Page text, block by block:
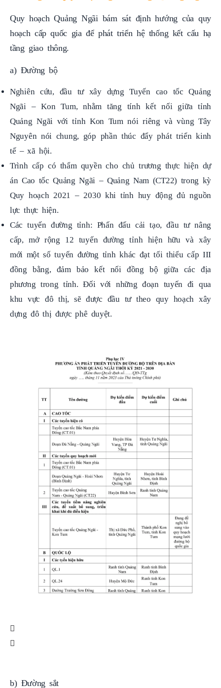
hoạch cấp quốc gia để phát triển hệ thống kết cấu hạ
tầng giao thông.
a) Đường bộ
Nghiên cứu, đầu tư xây dựng Tuyến cao tốc Quảng
Ngãi – Kon Tum, nhằm tăng tính kết nối giữa tỉnh
Quảng Ngãi với tỉnh Kon Tum nói riêng và vùng Tây
Nguyên nói chung, góp phần thúc đẩy phát triển kinh
tế – xã hội.
Trình cấp có thẩm quyền cho chủ trương thực hiện dự
án Cao tốc Quảng Ngãi – Quảng Nam (CT22) trong kỳ
Quy hoạch 2021 – 2030 khi tỉnh huy động đủ nguồn
lực thực hiện.
Các tuyến đường tỉnh: Phấn đấu cải tạo, đầu tư nâng
cấp, mở rộng 12 tuyến đường tỉnh hiện hữu và xây
mới một số tuyến đường tỉnh khác đạt tối thiểu cấp III
đồng bằng, đảm bảo kết nối đồng bộ giữa các địa
phương trong tỉnh. Đối với những đoạn tuyến đi qua
khu vực đô thị, sẽ được đầu tư theo quy hoạch xây
dựng đô thị được phê duyệt.